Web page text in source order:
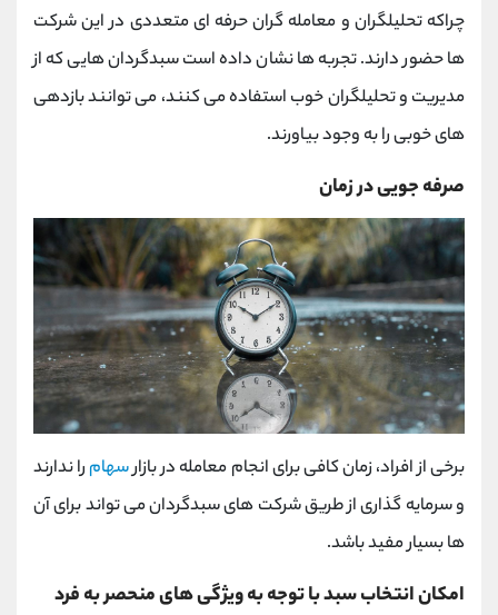
چراکه تحلیلگران و معامله گران حرفه ای متعددی در این شرکت
ها حضور دارند. تجربه ها نشان داده است سبدگردان هایی که از
مدیریت و تحلیلگران خوب استفاده می کنند، می توانند بازدهی
های خوبی را به وجود بیاورند.
صرفه جویی در زمان
برخی از افراد، زمان کافی برای انجام معامله در بازارسهام را ندارند
و سرمایه گذاری از طریق شرکت های سبدگردان می تواند برای آن
ها بسیار مفید باشد.
امکان انتخاب سبد با توجه به ویژگی های منحصر به فرد